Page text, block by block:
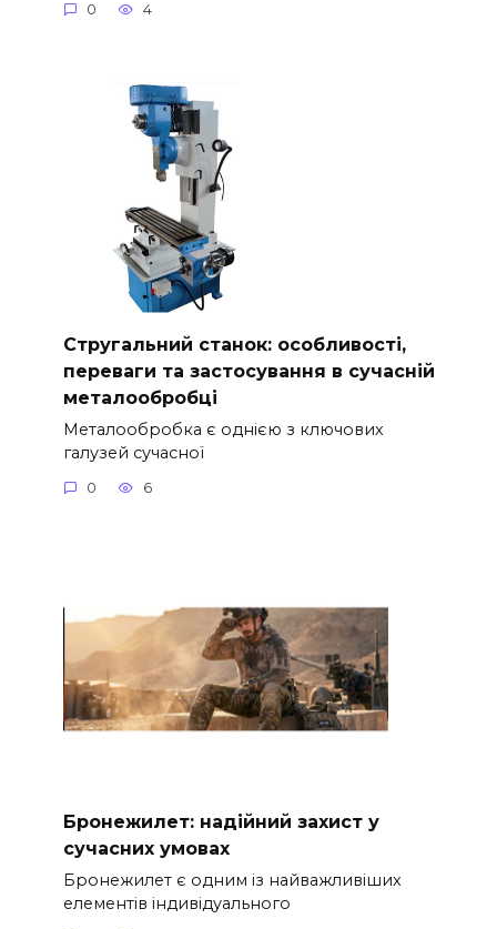
0 4
Стругальний станок: особливості,
переваги та застосування в сучасній
металообробці
Металообробка є однією з ключових
галузей сучасної
0 6
Бронежилет: надійний захист у
сучасних умовах
Бронежилет є одним із найважливіших
елементів індивідуального